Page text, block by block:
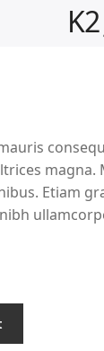
Etiam